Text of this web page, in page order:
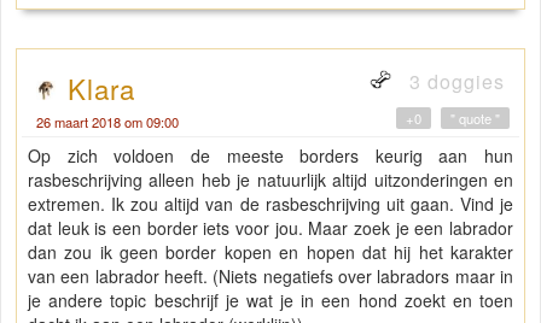
Klara 3 doggies
26 maart 2018 om 09:00 " quote "
+0
Op zich voldoen de meeste borders keurig aan hun
rasbeschrijving alleen heb je natuurlijk altijd uitzonderingen en
extremen. Ik zou altijd van de rasbeschrijving uit gaan. Vind je
dat leuk is een border iets voor jou. Maar zoek je een labrador
dan zou ik geen border kopen en hopen dat hij het karakter
van een labrador heeft. (Niets negatiefs over labradors maar in
je andere topic beschrijf je wat je in een hond zoekt en toen